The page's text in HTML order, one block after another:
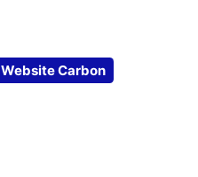
Website Carbon